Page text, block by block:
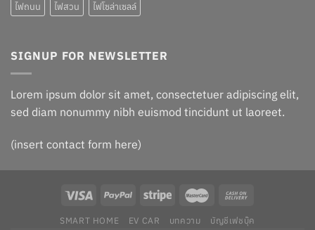
ไฟถนน
ไฟสวน ไฟโซล่าเซลล์
SIGNUP FOR NEWSLETTER
Lorem ipsum dolor sit amet, consectetuer adipiscing elit,
sed diam nonummy nibh euismod tincidunt ut laoreet.
(insert contact form here)
SMART HOME EV CAR บทความ บัญชีเฟชบุ๊ค